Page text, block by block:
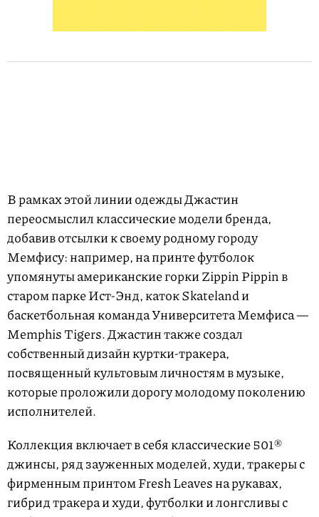
В рамках этой линии одежды Джастин
переосмыслил классические модели бренда,
добавив отсылки к своему родному городу
Мемфису: например, на принте футболок
упомянуты американские горки Zippin Pippin в
старом парке Ист-Энд, каток Skateland и
баскетбольная команда Университета Мемфиса —
Memphis Tigers. Джастин также создал
собственный дизайн куртки-тракера,
посвященный культовым личностям в музыке,
которые проложили дорогу молодому поколению
исполнителей.
Коллекция включает в себя классические 501®
джинсы, ряд зауженных моделей, худи, тракеры с
фирменным принтом Fresh Leaves на рукавах,
гибрид тракера и худи, футболки и лонгсливы с